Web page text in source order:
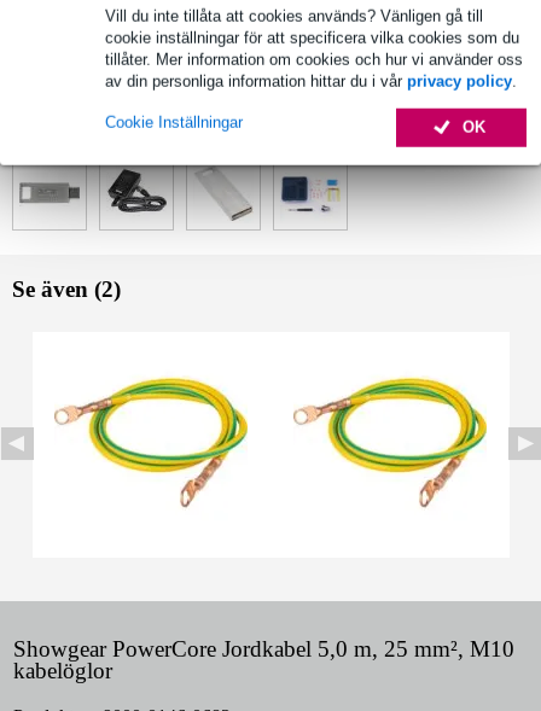
Vill du inte tillåta att cookies används? Vänligen gå till
cookie inställningar för att specificera vilka cookies som du
tillåter. Mer information om cookies och hur vi använder oss
av din personliga information hittar du i vår privacy policy.
OK
Cookie Inställningar
kabellängd: 5 m
trådsektion: 25 mm²
Fullständiga specifikationer
Se även (2)
Showgear PowerCore Jordkabel 5,0 m, 25 mm², M10
kabelöglor